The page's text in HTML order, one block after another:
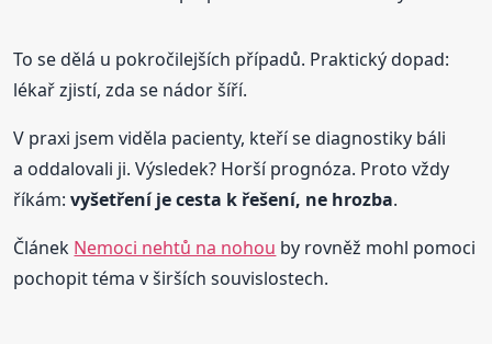
To se dělá u pokročilejších případů. Praktický dopad:
lékař zjistí, zda se nádor šíří.
V praxi jsem viděla pacienty, kteří se diagnostiky báli
a oddalovali ji. Výsledek? Horší prognóza. Proto vždy
říkám:vyšetření je cesta k řešení, ne hrozba.
Článek Nemoci nehtů na nohou by rovněž mohl pomoci
pochopit téma v širších souvislostech.